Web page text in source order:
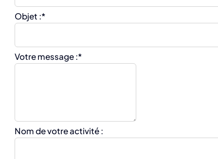
Objet :*
Votre message :*
Nom de votre activité :